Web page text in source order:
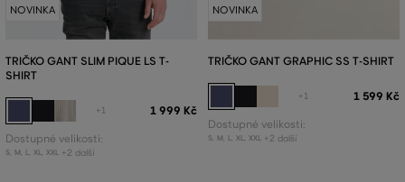
NOVINKA
TRIČKO GANT SLIM PIQUE LS T-
SHIRT
+1 1 999 Kč
Dostupné velikosti:
S, M L, XL, XXL +2 další
NOVINKA
TRIČKO GANT GRAPHIC SS T-SHIRT
+1 1 599 Kč
Dostupné velikosti:
S, M L, XL, XXL +2 další